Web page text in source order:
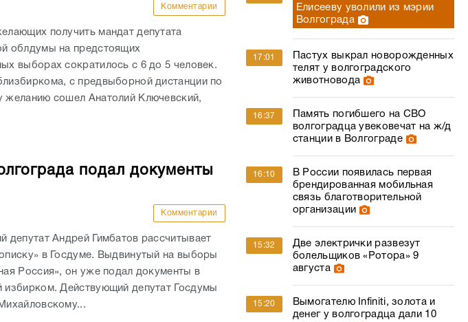
желанию сошел Анатолий Ключевский,
подал документы
в Госдуме. Выдвинутый на выборы
Россия», он уже подал документы в
избирком. Действующий депутат Госдумы
облдумы
Комментарии
Память погибшего на СВО
волгоградца увековечат на ж/д
станции в Волгограде
В России появилась первая
брендированная мобильная
связь благотворительной
Две электрички развезут
болельщиков «Ротора» 9
августа
Вымогателю Infiniti, золота и
денег у волгоградца дали 10
лет колонии
МегаФон улучшил связь в
«столице российской
провинции»